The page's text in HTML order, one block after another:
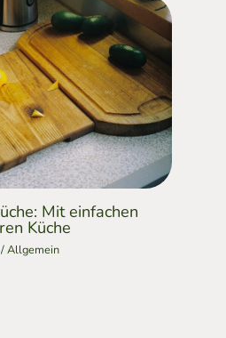
Mit einfachen
Küche
/Allgemein